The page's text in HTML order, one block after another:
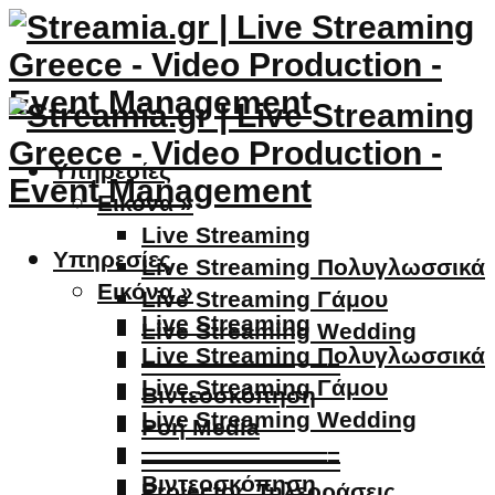
Υπηρεσίες
Εικόνα »
Live Streaming
Live Streaming Πολυγλωσσικά
Live Streaming Γάμου
Live Streaming Wedding
————————–
Βιντεοσκόπηση
Ροή Media
————————–
Υπηρεσίες
Εικόνα »
Live Streaming
Live Streaming Πολυγλωσσικά
Live Streaming Γάμου
Live Streaming Wedding
————————–
Βιντεοσκόπηση